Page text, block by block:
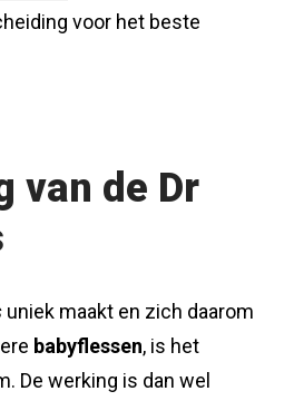
voor het beste
van de Dr
uniek maakt en zich daarom
babyflessen, is het
De werking is dan wel